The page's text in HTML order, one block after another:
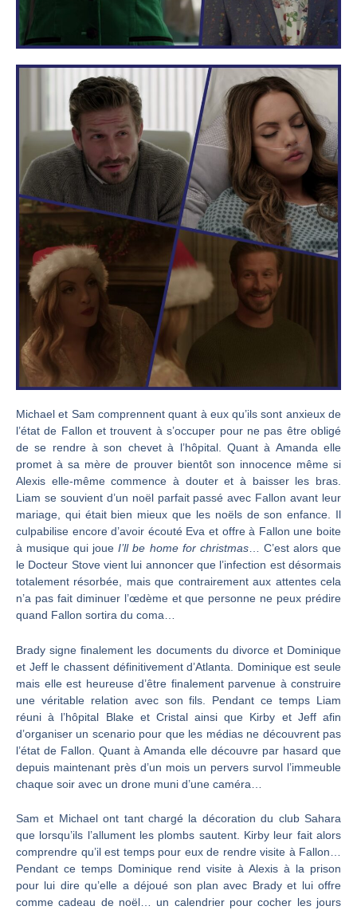
Michael et Sam comprennent quant à eux qu’ils sont anxieux de
l’état de Fallon et trouvent à s’occuper pour ne pas être obligé
de se rendre à son chevet à l’hôpital. Quant à Amanda elle
promet à sa mère de prouver bientôt son innocence même si
Alexis elle-même commence à douter et à baisser les bras.
Liam se souvient d’un noël parfait passé avec Fallon avant leur
mariage, qui était bien mieux que les noëls de son enfance. Il
culpabilise encore d’avoir écouté Eva et offre à Fallon une boite
à musique qui joueI’ll be home for christmas… C’est alors que
le Docteur Stove vient lui annoncer que l’infection est désormais
totalement résorbée, mais que contrairement aux attentes cela
n’a pas fait diminuer l’œdème et que personne ne peux prédire
quand Fallon sortira du coma…
Brady signe finalement les documents du divorce et Dominique
et Jeff le chassent définitivement d’Atlanta. Dominique est seule
mais elle est heureuse d’être finalement parvenue à construire
une véritable relation avec son fils. Pendant ce temps Liam
réuni à l’hôpital Blake et Cristal ainsi que Kirby et Jeff afin
d’organiser un scenario pour que les médias ne découvrent pas
l’état de Fallon. Quant à Amanda elle découvre par hasard que
depuis maintenant près d’un mois un pervers survol l’immeuble
chaque soir avec un drone muni d’une caméra…
Sam et Michael ont tant chargé la décoration du club Sahara
que lorsqu’ils l’allument les plombs sautent. Kirby leur fait alors
comprendre qu’il est temps pour eux de rendre visite à Fallon…
Pendant ce temps Dominique rend visite à Alexis à la prison
pour lui dire qu’elle a déjoué son plan avec Brady et lui offre
comme cadeau de noël… un calendrier pour cocher les jours